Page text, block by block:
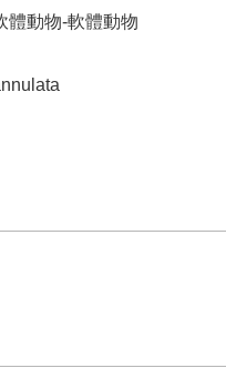
體動物-軟體動物